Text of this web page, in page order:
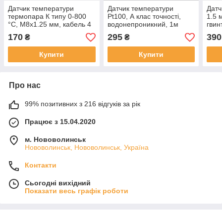
Датчик температури
термопара К типу 0-800
°C, М8х1.25 мм, кабель 4
м
170 ₴
Купити
Датчик температури
Pt100, А клас точності,
водонепроникний, 1м
(термоопір), -50...+200°C
295₴
Купити
1.5
-
390
Про нас
99% позитивних з 216 відгуків за рік
Працює з 15.04.2020
м. Нововолинськ
Нововолинськ, Нововолинськ, Україна
Контакти
Сьогодні вихідний
Показати весь графік роботи